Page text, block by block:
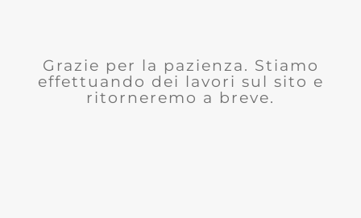
Grazie per la pazienza. Stiamo
effettuando dei lavori sul sito e
ritorneremo a breve.